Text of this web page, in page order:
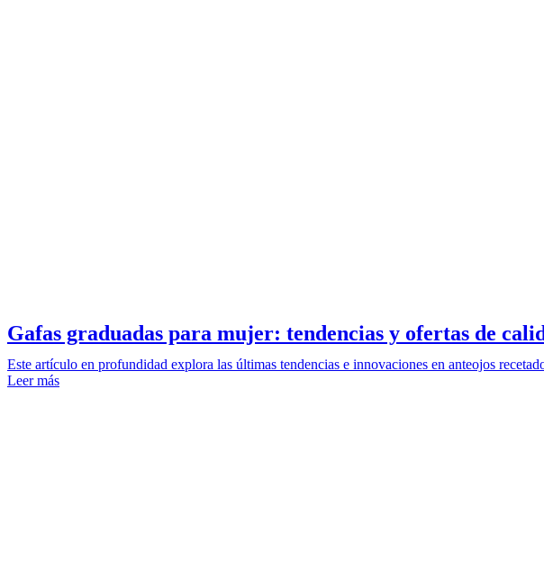
Gafas graduadas para mujer: tendencias y ofertas de
Este artículo en profundidad explora las últimas tendencias e innovaciones en anteojos
Leer más